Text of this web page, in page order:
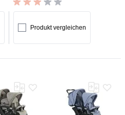
Produkt vergleichen